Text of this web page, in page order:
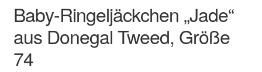
Baby-Ringeljäckchen „Jade“
aus Donegal Tweed, Größe
74